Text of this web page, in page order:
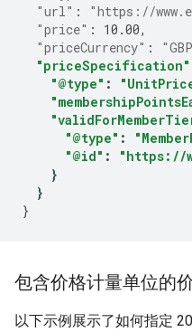
"url" : "https://
"price" : 10.00,
"priceCurrency" :
"priceSpecification"
"@type" :
"@type" :
"@id" :
"https://
}
}
}
包含价格计量单位的
以下示例展示了如何指定